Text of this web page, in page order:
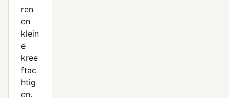
ren
en
klein
e
kree
ftac
htig
en.